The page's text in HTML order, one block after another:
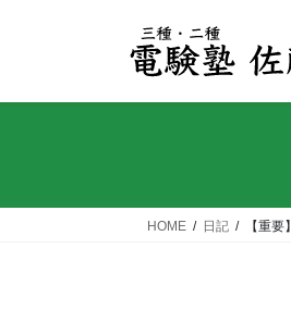
HOME 日記 【重